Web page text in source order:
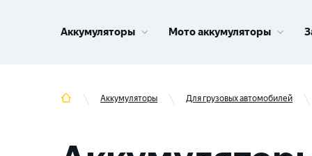
Аккумуляторы Мото аккумуляторы
Аккумуляторы Для грузовых автомобилей